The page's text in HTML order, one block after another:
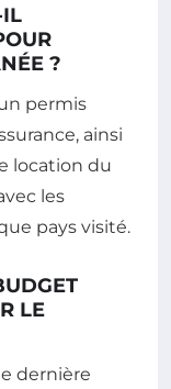
IL
?
permis
ainsi
location du
les
pays visité.
LE
dernière